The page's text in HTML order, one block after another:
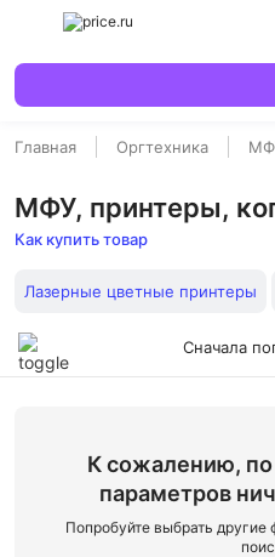
Главная Оргтехника
МФУ, принтеры,
Как купить товар
Лазерные цветные принтеры
Сначала
К сожалению,
параметров
Попробуйте выбрать другие